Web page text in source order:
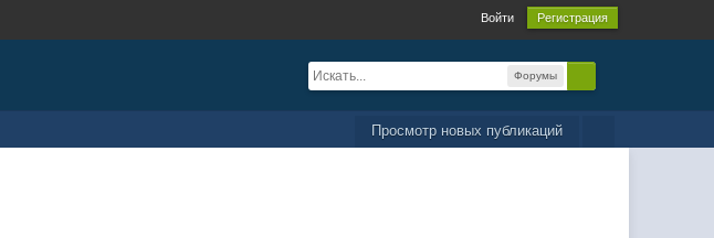
Войти Регистрация
Форумы
Просмотр новых публикаций